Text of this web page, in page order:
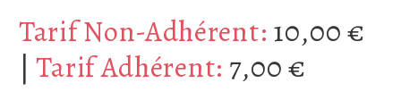
Tarif Non-Adhérent: 10,00€
|Tarif Adhérent: 7,00€